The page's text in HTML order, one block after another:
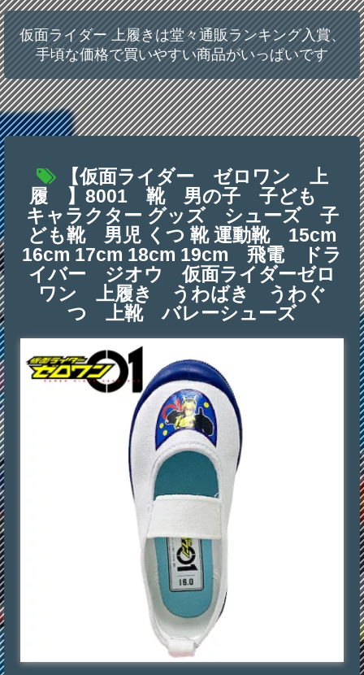
仮面ライダー 上履きは堂々通販ランキング入賞、
手頃な価格で買いやすい商品がいっぱいです
【仮面ライダー ゼロワン 上
履 】8001 靴 男の子 子ども
キャラクター グッズ シューズ 子
ども靴 男児 くつ 靴 運動靴 15cm
16cm 17cm 18cm 19cm 飛電 ドラ
イバー ジオウ 仮面ライダーゼロ
ワン 上履き うわばき うわぐ
つ 上靴 バレーシューズ